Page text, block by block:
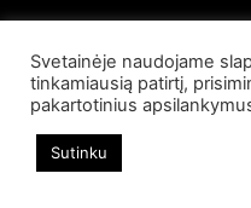
© 2022 Palangos
Svetainėje naudojame
tinkamiausią patirtį,
pakartotinius
Sutinku